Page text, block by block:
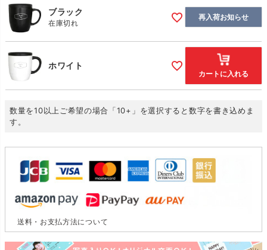
ブラック
在庫切れ
再入荷お知らせ
ホワイト
カートに入れる
数量を10以上ご希望の場合「10+」を選択すると数字を書き込めま
す。
送料・お支払方法について